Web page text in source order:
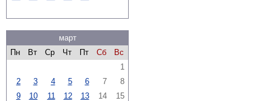
март
Пн
Вт Ср Чт Пт Сб
Вс
1
2
3 4 5 6 7
8
9
10 11 12 13 14
15